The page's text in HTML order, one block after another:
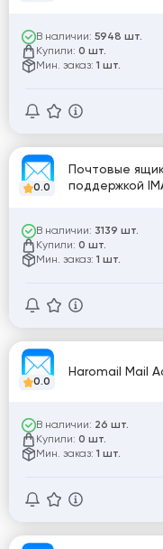
В наличии: 5948 шт.
Купили: 0 шт.
Мин. заказ: 1 шт.
0.0
Почтовые
поддержкой
В наличии: 3139 шт.
Купили: 0 шт.
Мин. заказ: 1 шт.
0.0
Haromail Mail
В наличии: 26 шт.
Купили: 0 шт.
Мин. заказ: 1 шт.